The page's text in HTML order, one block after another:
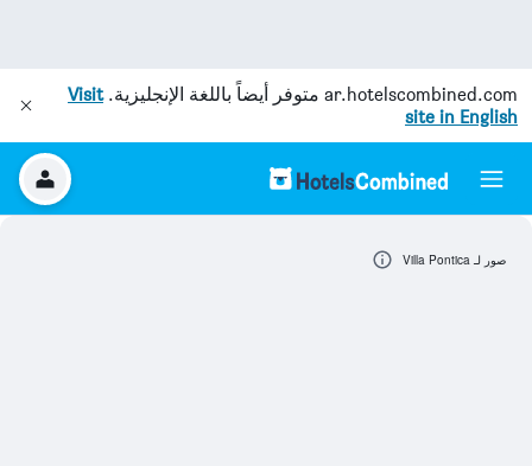
ar.hotelscombined.com متوفر أيضاً باللغة الإنجليزية.Visit
site in English
صور لـ Villa Pontica